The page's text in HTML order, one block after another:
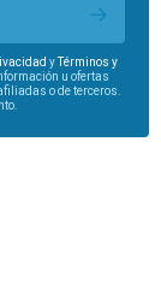
y
Términos y
u ofertas
o de terceros.